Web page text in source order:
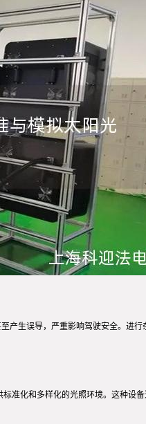
生误导，严重影响驾驶安全。进
化和多样化的光照环境。这种设